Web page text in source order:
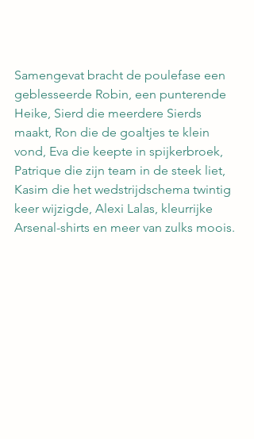
Samengevat bracht de poulefase een
geblesseerde Robin, een punterende
Heike, Sierd die meerdere Sierds
maakt, Ron die de goaltjes te klein
vond, Eva die keepte in spijkerbroek,
Patrique die zijn team in de steek liet,
Kasim die het wedstrijdschema twintig
keer wijzigde, Alexi Lalas, kleurrijke
Arsenal-shirts en meer van zulks moois.